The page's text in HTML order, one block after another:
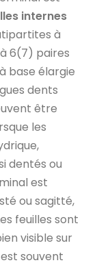
internes
à
6(7) paires
base élargie
dents
être
les
dentés ou
est
ou sagitté,
feuilles sont
visible sur
souvent